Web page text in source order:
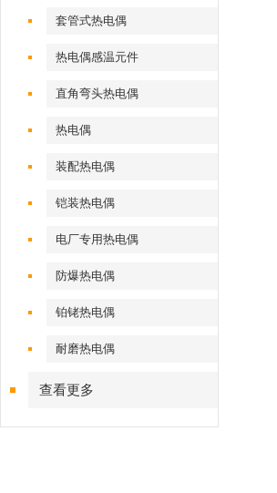
套管式热电偶
热电偶感温元件
直角弯头热电偶
热电偶
装配热电偶
铠装热电偶
电厂专用热电偶
防爆热电偶
铂铑热电偶
耐磨热电偶
查看更多